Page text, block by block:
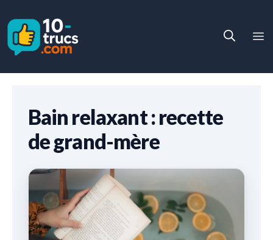
contenu
Bain relaxant : recette
de grand-mère